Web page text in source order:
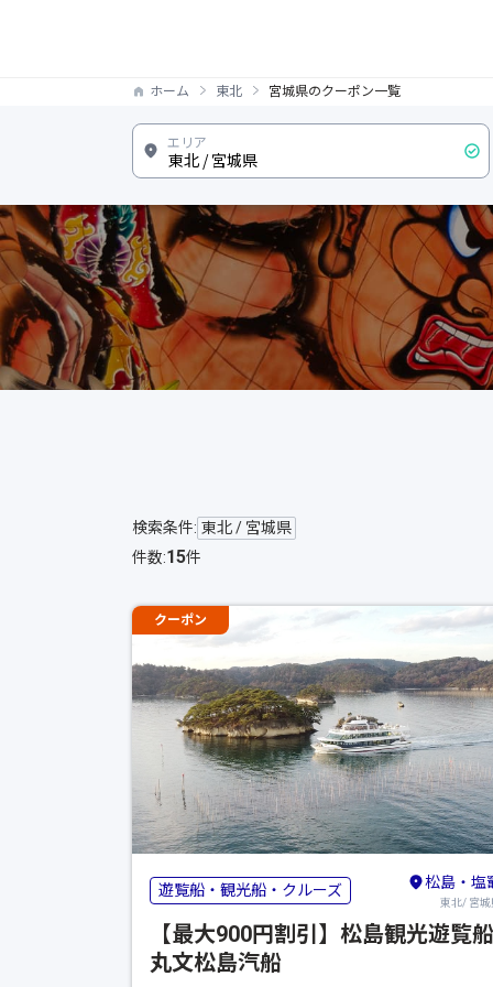
ホーム 東北 宮城県のクーポン一覧
検索条件: 東北 / 宮城県
件数:15件
クーポン
遊覧船・観光船・クルーズ 松島・塩
東北/ 宮城
【最大900円割引】松島観光遊覧船
丸文松島汽船